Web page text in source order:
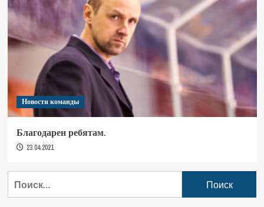
Новости команды
Благодарен ребятам.
23.04.2021